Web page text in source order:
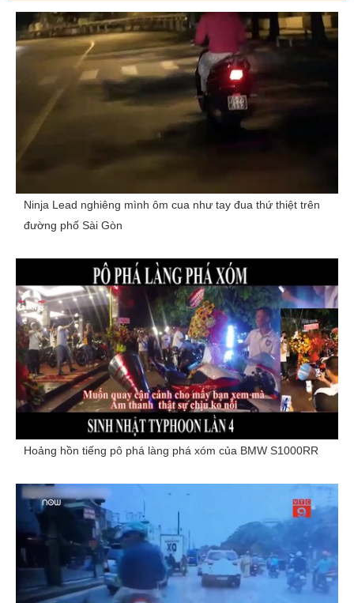
Ninja Lead nghiêng mình ôm cua như tay đua thứ thiệt trên
đường phố Sài Gòn
Hoảng hồn tiếng pô phá làng phá xóm của BMW S1000RR